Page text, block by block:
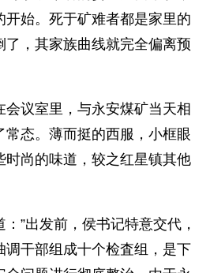
开始。死于矿难者都是家里的
了，其家族曲线就完全偏离预
议室里，与永安煤矿当天相
常态。薄而挺的西服，小框眼
时尚的味道，较之红星镇其他
”出发前，侯书记特意交代，
调干部组成十个检査组，是下